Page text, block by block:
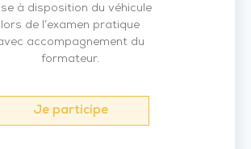
à disposition du véhicule
lors de l’examen pratique
accompagnement du
formateur.
Je participe